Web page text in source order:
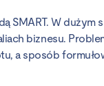
SMART. W
biznesu.
a sposób